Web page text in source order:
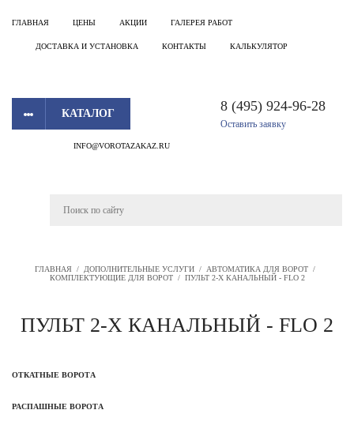
ГЛАВНАЯ ЦЕНЫ АКЦИИ ГАЛЕРЕЯ РАБОТ
ДОСТАВКА И УСТАНОВКА КОНТАКТЫ КАЛЬКУЛЯТОР
КАТАЛОГ 8 (495) 924-96-28
Оставить заявку
INFO@VOROTAZAKAZ.RU
ГЛАВНАЯ / ДОПОЛНИТЕЛЬНЫЕ УСЛУГИ / АВТОМАТИКА ДЛЯ ВОРОТ /
КОМПЛЕКТУЮЩИЕ ДЛЯ ВОРОТ / ПУЛЬТ 2-Х КАНАЛЬНЫЙ - FLO 2
ПУЛЬТ 2-Х КАНАЛЬНЫЙ - FLO 2
ОТКАТНЫЕ ВОРОТА
РАСПАШНЫЕ ВОРОТА